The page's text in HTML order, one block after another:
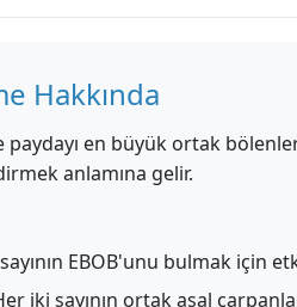
Hakkında
en büyük ortak
anlamına gelir.
EBOB'unu bulmak için
iki sayının ortak asal